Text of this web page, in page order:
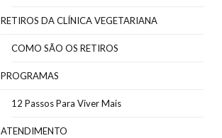
RETIROS DA CLÍNICA VEGETARIANA
COMO SÃO OS RETIROS
PROGRAMAS
12 Passos Para Viver Mais
ATENDIMENTO